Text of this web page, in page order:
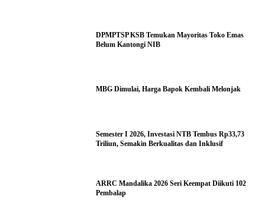
DPMPTSP KSB Temukan Mayoritas Toko Emas
Belum Kantongi NIB
MBG Dimulai, Harga Bapok Kembali Melonjak
Semester I 2026, Investasi NTB Tembus Rp33,73
Triliun, Semakin Berkualitas dan Inklusif
ARRC Mandalika 2026 Seri Keempat Diikuti 102
Pembalap